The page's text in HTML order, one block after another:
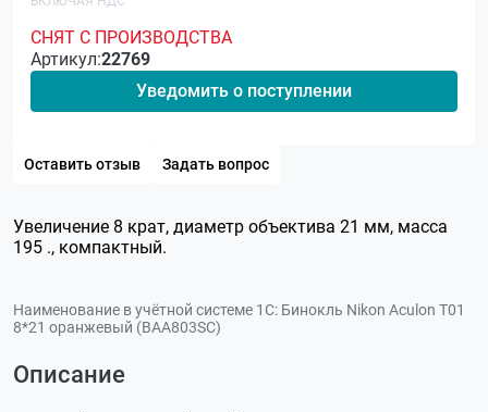
СНЯТ С ПРОИЗВОДСТВА
Артикул:22769
Уведомить о поступлении
Оставить отзыв Задать вопрос
Увеличение 8 крат, диаметр объектива 21 мм, масса
195 ., компактный.
Наименование в учётной системе 1С: Бинокль Nikon Aculon T01
8*21 оранжевый (ВАА803SC)
Описание